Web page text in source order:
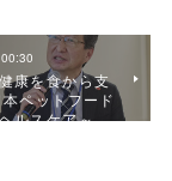
康を食から支
ペットフード
ルスケア～ …